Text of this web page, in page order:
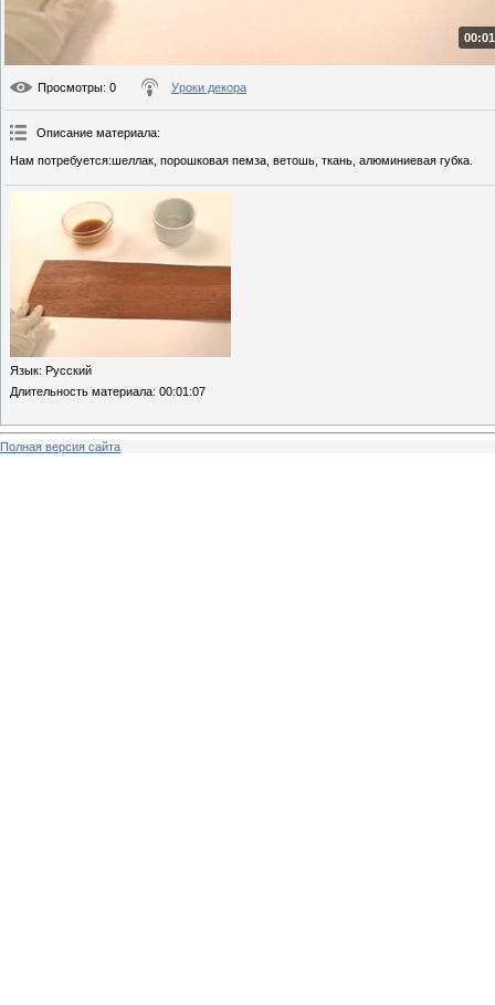
Просмотры: 0 Уроки декора
Описание материала:
Нам потребуется:шеллак, порошковая пемза, ветошь, ткань, алюминиевая губка.
Язык: Русский
Длительность материала: 00:01:07
Полная версия сайта